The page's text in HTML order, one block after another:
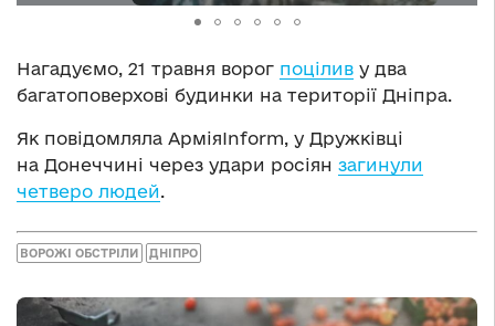
Нагадуємо, 21 травня ворог поцілив у два
багатоповерхові будинки на території Дніпра.
Як повідомляла АрміяInform, у Дружківці
на Донеччині через удари росіян загинули
четверо людей.
ВОРОЖІ ОБСТРІЛИ ДНІПРО